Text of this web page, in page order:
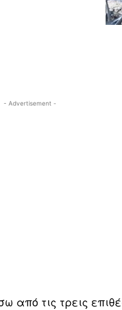
- Advertisement -
από τις τρεις